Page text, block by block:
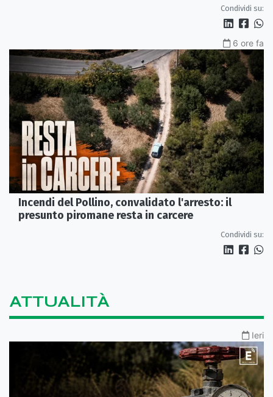
Condividi su:
6 ore fa
Incendi del Pollino, convalidato l'arresto: il
presunto piromane resta in carcere
Condividi su:
ATTUALITÀ
Ieri